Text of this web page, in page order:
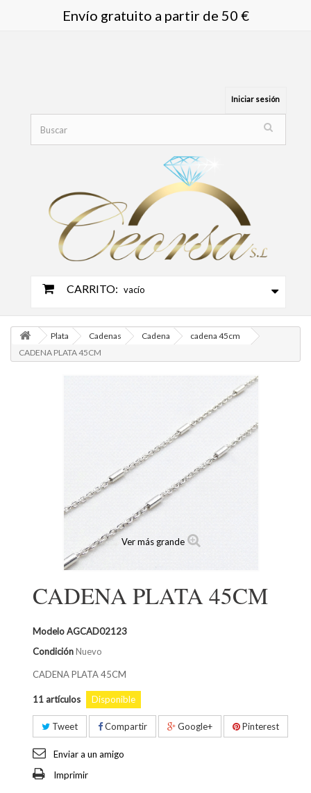
Envío gratuito a partir de 50 €
Iniciar sesión
CARRITO: vacío
Plata Cadenas Cadena
cadena 45cm
CADENA PLATA 45CM
Ver más grande
CADENA PLATA 45CM
ModeloAGCAD02123
CondiciónNuevo
CADENA PLATA 45CM
11 artículos Disponible
Tweet Compartir Google+ Pinterest
Enviar a un amigo
Imprimir